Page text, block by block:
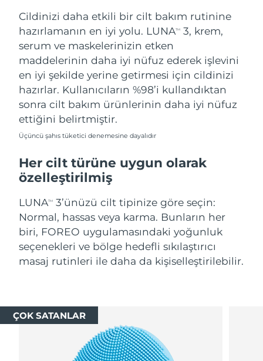
Cildinizi daha etkili bir cilt bakım rutinine
hazırlamanın en iyi yolu. LUNATM
3, krem,
serum ve maskelerinizin etken
maddelerinin daha iyi nüfuz ederek işlevini
en iyi şekilde yerine getirmesi için cildinizi
hazırlar. Kullanıcıların %98’i kullandıktan
sonra cilt bakım ürünlerinin daha iyi nüfuz
ettiğini belirtmiştir.
Üçüncü şahıs tüketici denemesine dayalıdır
Her cilt türüne uygun olarak
özelleştirilmiş
LUNATM
3’ünüzü cilt tipinize göre seçin:
Normal, hassas veya karma. Bunların her
biri, FOREO uygulamasındaki yoğunluk
seçenekleri ve bölge hedefli sıkılaştırıcı
masaj rutinleri ile daha da kişiselleştirilebilir.
ÇOK SATANLAR